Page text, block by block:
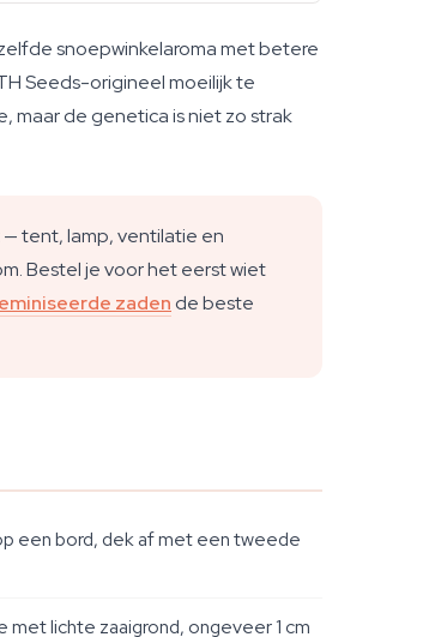
snoepwinkelaroma met betere
Seeds-origineel moeilijk te
maar de genetica is niet zo strak
tent, lamp, ventilatie en
Bestel je voor het eerst wiet
zaden de beste
een bord, dek af met een tweede
met lichte zaaigrond, ongeveer 1 cm